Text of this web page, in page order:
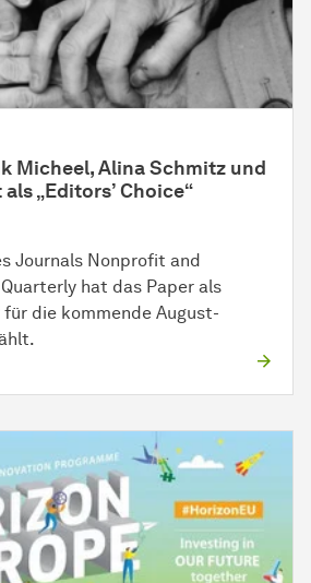
Micheel, Alina Schmitz und
„Editors’ Choice“
Journals Nonprofit and
hat das Paper als
für die kommende August-